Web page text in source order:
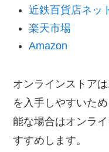
近鉄百貨店ネッ
楽天市場
Amazon
オンラインストア
を入手しやすいた
能な場合はオンラ
すすめします。